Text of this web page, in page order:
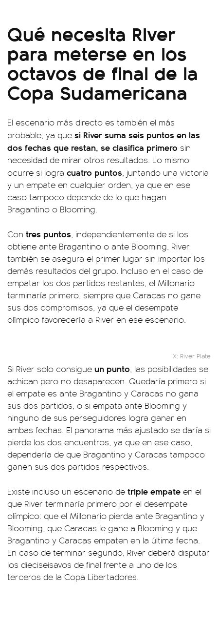
Qué necesita River
para meterse en los
octavos de final de la
Copa Sudamericana
El escenario más directo es también el más
probable, ya que si River suma seis puntos en las
dos fechas que restan, se clasifica primero sin
necesidad de mirar otros resultados. Lo mismo
ocurre si logra cuatro puntos, juntando una victoria
y un empate en cualquier orden, ya que en ese
caso tampoco depende de lo que hagan
Bragantino o Blooming.
Con tres puntos, independientemente de si los
obtiene ante Bragantino o ante Blooming, River
también se asegura el primer lugar sin importar los
demás resultados del grupo. Incluso en el caso de
empatar los dos partidos restantes, el Millonario
terminaría primero, siempre que Caracas no gane
sus dos compromisos, ya que el desempate
olímpico favorecería a River en ese escenario.
X: River Plate
Si River solo consigue un punto, las posibilidades se
achican pero no desaparecen. Quedaría primero si
el empate es ante Bragantino y Caracas no gana
sus dos partidos, o si empata ante Blooming y
ninguno de sus perseguidores logra ganar en
ambas fechas. El panorama más ajustado se daría si
pierde los dos encuentros, ya que en ese caso,
dependería de que Bragantino y Caracas tampoco
ganen sus dos partidos respectivos.
Existe incluso un escenario de triple empate en el
que River terminaría primero por el desempate
olímpico: que el Millonario pierda ante Bragantino y
Blooming, que Caracas le gane a Blooming y que
Bragantino y Caracas empaten en la última fecha.
En caso de terminar segundo, River deberá disputar
los dieciseisavos de final frente a uno de los
terceros de la Copa Libertadores.